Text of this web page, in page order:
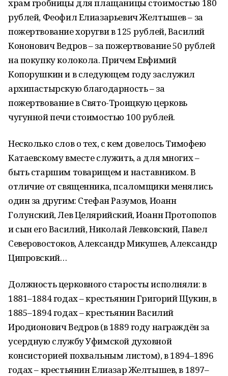
храм гробницы для плащаницы стоимостью 180
рублей, Феофил Елиазарьевич Желтышев – за
пожертвование хоругви в 125 рублей, Василий
Кононович Ведров – за пожертвование 50 рублей
на покупку колокола. Причем Евфимий
Копорушкин и в следующем году заслужил
архипастырскую благодарность – за
пожертвование в Свято-Троицкую церковь
чугунной печи стоимостью 100 рублей.
Несколько слов о тех, с кем довелось Тимофею
Катаевскому вместе служить, а для многих –
быть старшим товарищем и наставником. В
отличие от священника, псаломщики менялись
один за другим: Стефан Разумов, Иоанн
Голунский, Лев Целярийский, Иоанн Протопопов
и сын его Василий, Николай Левковский, Павел
Северовостоков, Александр Микушев, Александр
Ципровский…
Должность церковного старосты исполняли: в
1881–1884 годах – крестьянин Григорий Щукин, в
1885–1894 годах – крестьянин Василий
Иродионович Ведров (в 1889 году награждён за
усердную службу Уфимской духовной
консисторией похвальным листом), в 1894–1896
годах – крестьянин Елиазар Желтышев, в 1897–